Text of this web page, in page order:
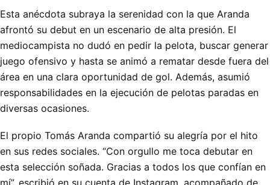
Esta anécdota subraya la serenidad con la que Aranda
afrontó su debut en un escenario de alta presión. El
mediocampista no dudó en pedir la pelota, buscar generar
juego ofensivo y hasta se animó a rematar desde fuera del
área en una clara oportunidad de gol. Además, asumió
responsabilidades en la ejecución de pelotas paradas en
diversas ocasiones.
El propio Tomás Aranda compartió su alegría por el hito
en sus redes sociales. “Con orgullo me toca debutar en
esta selección soñada. Gracias a todos los que confían en
mí”, escribió en su cuenta de Instagram, acompañado de